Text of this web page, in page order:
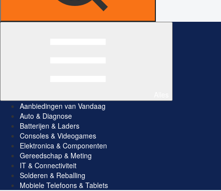
Aanbiedingen van Vandaag
Auto & Diagnose
Batterijen & Laders
Consoles & Videogames
Elektronica & Componenten
Gereedschap & Meting
IT & Connectiviteit
Solderen & Reballing
Mobiele Telefoons & Tablets